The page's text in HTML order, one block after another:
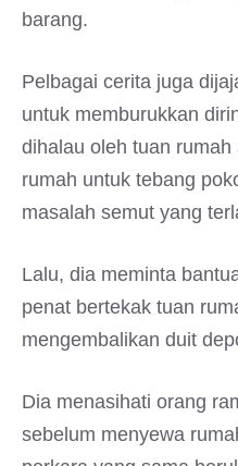
barang.
Pelbagai cerita juga
untuk memburukkan
dihalau oleh tuan
rumah untuk tebang
masalah semut yang
Lalu, dia meminta
penat bertekak tuan
mengembalikan duit
Dia menasihati orang
sebelum menyewa